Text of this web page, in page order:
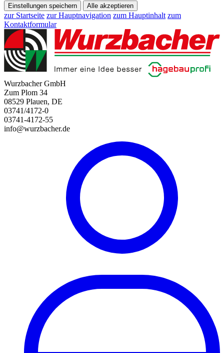
Einstellungen speichern Alle akzeptieren
zur Startseite zur Hauptnavigation zum Hauptinhalt zum
Kontaktformular
Wurzbacher GmbH
Zum Plom 34
08529 Plauen, DE
03741/4172-0
03741-4172-55
info@wurzbacher.de